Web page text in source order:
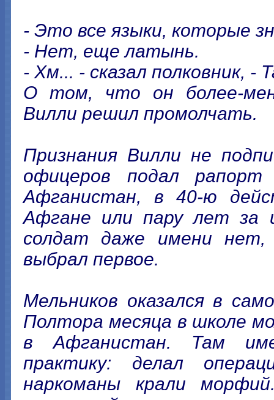
- Это все языки, которые
- Нет, еще латынь.
- Хм... - сказал полковник,
О том, что он более-
Вилли решил промолчать.
Признания Вилли не
офицеров подал
Афганистан, в 40-ю
Афгане или пару лет за
солдат даже имени нет,
выбрал первое.
Мельников оказался в
Полтора месяца в школе
в Афганистан. Там
практику: делал
наркоманы крали